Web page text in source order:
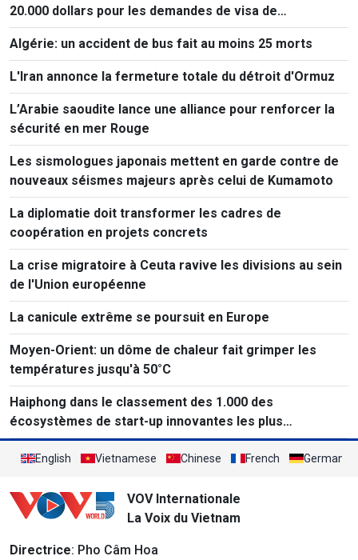
20.000 dollars pour les demandes de visa de
ressortissants de 50 pays
Algérie: un accident de bus fait au moins 25 morts
L'Iran annonce la fermeture totale du détroit d'Ormuz
L’Arabie saoudite lance une alliance pour renforcer la
sécurité en mer Rouge
Les sismologues japonais mettent en garde contre de
nouveaux séismes majeurs après celui de Kumamoto
La diplomatie doit transformer les cadres de
coopération en projets concrets
La crise migratoire à Ceuta ravive les divisions au sein
de l'Union européenne
La canicule extrême se poursuit en Europe
Moyen-Orient: un dôme de chaleur fait grimper les
températures jusqu'à 50°C
Haiphong dans le classement des 1.000 des
écosystèmes de start-up innovantes les plus
performants au monde
English Vietnamese Chinese French German
VOV Internationale
La Voix du Vietnam
Directrice: Pho Câm Hoa